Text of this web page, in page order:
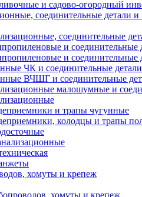
и садово-огородный
соединительные детали и
соединительные
и соединительные
и соединительные
ЧК и соединительные детали
ВЧШГ и соединительные
малошумные и
и трапы чугунные
колодцы и трапы
хомуты и крепеж
хомуты и крепеж